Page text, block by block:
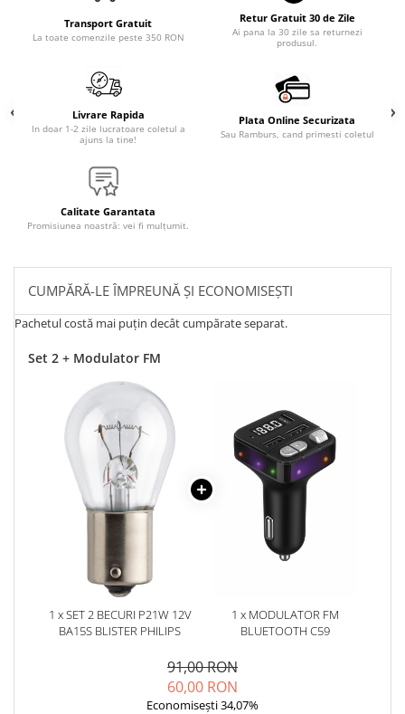
Transport Gratuit
La toate comenzile peste 350 RON
Retur Gratuit 30 de Zile
Ai pana la 30 zile sa returnezi
produsul.
Livrare Rapida
In doar 1-2 zile lucratoare coletul a
ajuns la tine!
Plata Online Securizata
Sau Ramburs, cand primesti coletul
Calitate Garantata
Promisiunea noastră: vei fi mulțumit.
CUMPĂRĂ-LE ÎMPREUNĂ ȘI ECONOMISEȘTI
Pachetul costă mai puțin decât cumpărate separat.
Set 2 + Modulator FM
1 x SET 2 BECURI P21W 12V
BA15S BLISTER PHILIPS
1 x MODULATOR FM
BLUETOOTH C59
91,00 RON
60,00 RON
Economisești 34,07%